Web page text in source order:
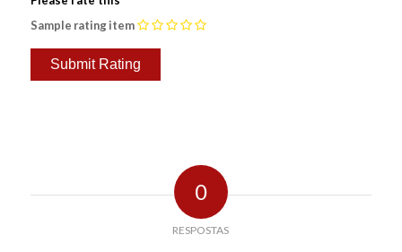
Sample rating item
0
RESPOSTAS